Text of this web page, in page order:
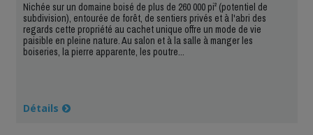
Nichée sur un domaine boisé de plus de 260 000 pi² (potentiel de
subdivision), entourée de forêt, de sentiers privés et à l'abri des
regards cette propriété au cachet unique offre un mode de vie
paisible en pleine nature. Au salon et à la salle à manger les
boiseries, la pierre apparente, les poutre...
Détails